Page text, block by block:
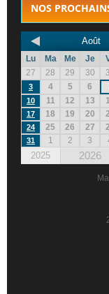
NOS
Août
Lu Ma Me Je
27
28 29 30
3 4 5 6
10 11 12 13
17 18 19 20
24 25 26 27
31 1 2 3
2025 2026